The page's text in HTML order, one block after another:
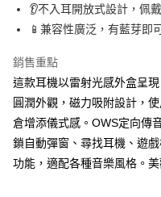
7-11取貨付款
付款後7-11取貨
每筆NT$60，滿NT$598(含
宅配
每筆NT$60，滿NT$800(含
👂不入耳開放式設計，佩
📱兼容性廣泛，有藍芽即
銷售重點
這款耳機以雷射光感外盒呈
圓潤外觀，磁力吸附設計，
倉增添儀式感。OWS定向傳
鎖自動彈窗、尋找耳機、遊
功能，適配各種音樂風格。